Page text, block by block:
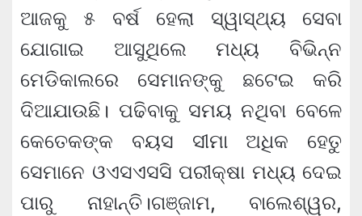
ଆଜକୁ ୫ ବର୍ଷ ହେଲା ସ୍ୱାସ୍ଥ୍ୟ ସେବା
ଯୋଗାଇ ଆସୁଥିଲେ ମଧ୍ୟ ବିଭିନ୍ନ
ମେଡିକାଲରେ ସେମାନଙ୍କୁ ଛଟେଇ କରି
ଦିଆଯାଉଛି। ପଢିବାକୁ ସମୟ ନଥିବା ବେଳେ
କେତେକଙ୍କ ବୟସ ସୀମା ଅଧିକ ହେତୁ
ସେମାନେ ଓଏସଏସସି ପରୀକ୍ଷା ମଧ୍ୟ ଦେଇ
ପାରୁ ନାହାନ୍ତି।ଗଞ୍ଜାମ, ବାଲେଶ୍ୱର,